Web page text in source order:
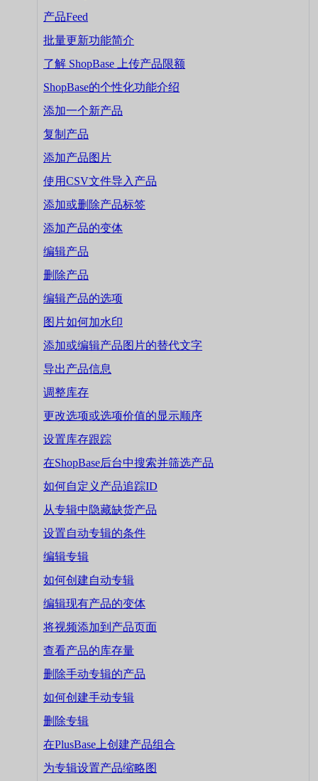
产品Feed
批量更新功能简介
了解 ShopBase 上传产品限额
ShopBase的个性化功能介绍
添加一个新产品
复制产品
添加产品图片
使用CSV文件导入产品
添加或删除产品标签
添加产品的变体
编辑产品
删除产品
编辑产品的选项
图片如何加水印
添加或编辑产品图片的替代文字
导出产品信息
调整库存
更改选项或选项价值的显示顺序
设置库存跟踪
在ShopBase后台中搜索并筛选产品
如何自定义产品追踪ID
从专辑中隐藏缺货产品
设置自动专辑的条件
编辑专辑
如何创建自动专辑
编辑现有产品的变体
将视频添加到产品页面
查看产品的库存量
删除手动专辑的产品
如何创建手动专辑
删除专辑
在PlusBase上创建产品组合
为专辑设置产品缩略图